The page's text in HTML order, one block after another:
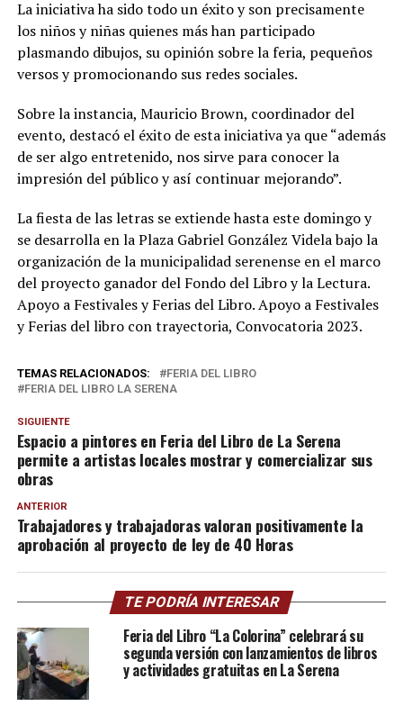
La iniciativa ha sido todo un éxito y son precisamente
los niños y niñas quienes más han participado
plasmando dibujos, su opinión sobre la feria, pequeños
versos y promocionando sus redes sociales.
Sobre la instancia, Mauricio Brown, coordinador del
evento, destacó el éxito de esta iniciativa ya que “además
de ser algo entretenido, nos sirve para conocer la
impresión del público y así continuar mejorando”.
La fiesta de las letras se extiende hasta este domingo y
se desarrolla en la Plaza Gabriel González Videla bajo la
organización de la municipalidad serenense en el marco
del proyecto ganador del Fondo del Libro y la Lectura.
Apoyo a Festivales y Ferias del Libro. Apoyo a Festivales
y Ferias del libro con trayectoria, Convocatoria 2023.
TEMAS RELACIONADOS:
FERIA DEL LIBRO
FERIA DEL LIBRO LA SERENA
SIGUIENTE
Espacio a pintores en Feria del Libro de La Serena
permite a artistas locales mostrar y comercializar sus
obras
ANTERIOR
Trabajadores y trabajadoras valoran positivamente la
aprobación al proyecto de ley de 40 Horas
TE PODRÍA INTERESAR
Feria del Libro “La Colorina” celebrará su
segunda versión con lanzamientos de libros
y actividades gratuitas en La Serena